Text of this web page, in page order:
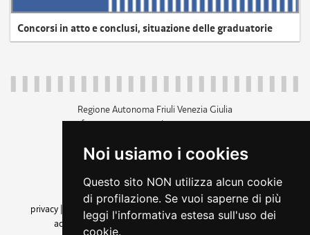
Noi usiamo i cookies
Questo sito NON utilizza alcun cookie
di profilazione. Se vuoi saperne di più
leggi l'informativa estesa sull'uso dei
cookie.
Concorsi in atto e conclusi, situazione delle graduatorie
Regione Autonoma Friuli Venezia Giulia
c.f. 80014930327; p.iva 00526040324
+39 040 3771111
amministrazione trasparente
privacy
cookie |note legali accessibilità
dichiarazione di
accessibilità| feedback cambio preferenze cookie